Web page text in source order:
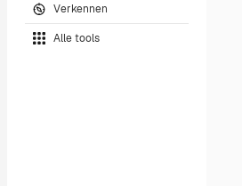
Verkennen
Alle tools